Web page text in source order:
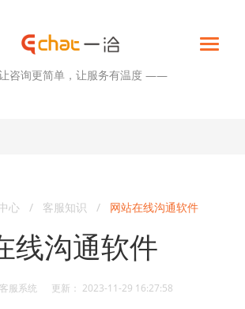
询更简单，让服务有温度 ——
心 / 客服知识 / 网站在线沟通软件
线沟通软件
客服系统 更新： 2023-11-29 16:27:58